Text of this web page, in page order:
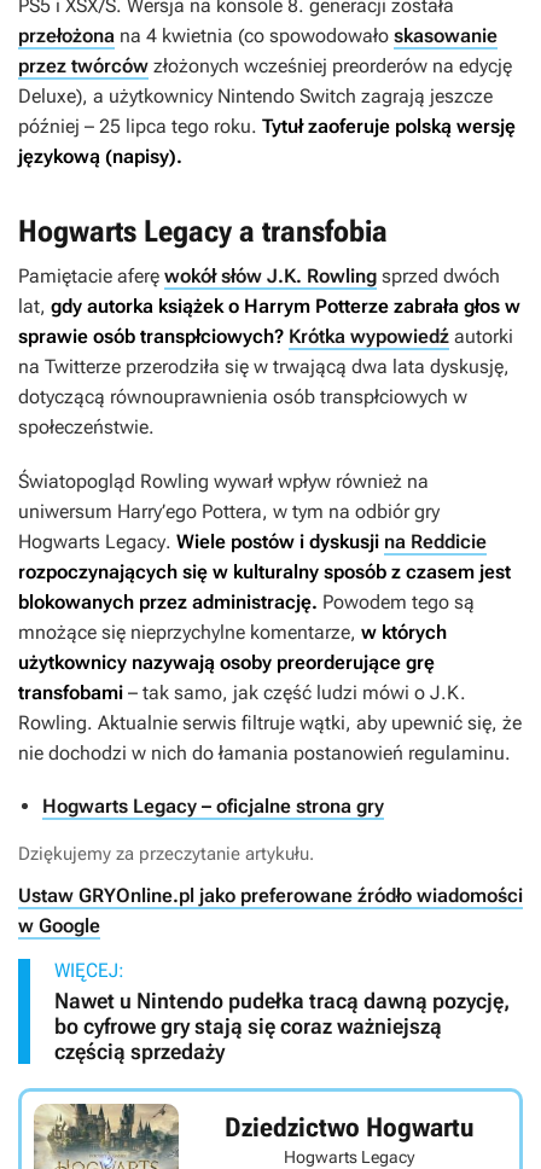
PS5 i XSX/S. Wersja na konsole 8. generacji została
przełożona na 4 kwietnia (co spowodowało skasowanie
przez twórców złożonych wcześniej preorderów na edycję
Deluxe), a użytkownicy Nintendo Switch zagrają jeszcze
później – 25 lipca tego roku. Tytuł zaoferuje polską wersję
językową (napisy).
Hogwarts Legacy a transfobia
Pamiętacie aferę wokół słów J.K. Rowling sprzed dwóch
lat, gdy autorka książek o Harrym Potterze zabrała głos w
sprawie osób transpłciowych? Krótka wypowiedź autorki
na Twitterze przerodziła się w trwającą dwa lata dyskusję,
dotyczącą równouprawnienia osób transpłciowych w
społeczeństwie.
Światopogląd Rowling wywarł wpływ również na
uniwersum Harry’ego Pottera, w tym na odbiór gry
Hogwarts Legacy. Wiele postów i dyskusji na Reddicie
rozpoczynających się w kulturalny sposób z czasem jest
blokowanych przez administrację. Powodem tego są
mnożące się nieprzychylne komentarze, w których
użytkownicy nazywają osoby preorderujące grę
transfobami – tak samo, jak część ludzi mówi o J.K.
Rowling. Aktualnie serwis filtruje wątki, aby upewnić się, że
nie dochodzi w nich do łamania postanowień regulaminu.
Hogwarts Legacy – oficjalne strona gry
Dziękujemy za przeczytanie artykułu.
Ustaw GRYOnline.pl jako preferowane źródło wiadomości
w Google
WIĘCEJ:
Nawet u Nintendo pudełka tracą dawną pozycję,
bo cyfrowe gry stają się coraz ważniejszą
częścią sprzedaży
Dziedzictwo Hogwartu
Hogwarts Legacy